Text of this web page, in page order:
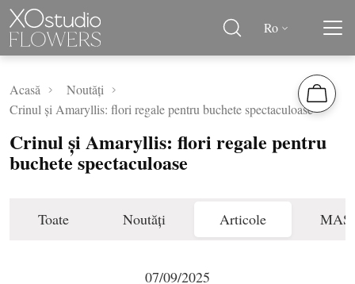
Ro
Acasă
Noutăți
Crinul și Amaryllis: flori regale pentru buchete spectaculoase
Crinul și Amaryllis: flori regale pentru
buchete spectaculoase
Toate Noutăți Articole
07/09/2025